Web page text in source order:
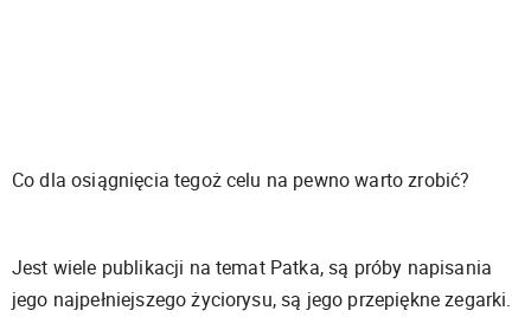
Co dla osiągnięcia tegoż celu na pewno warto zrobić?
Jest wiele publikacji na temat Patka, są próby napisania
jego najpełniejszego życiorysu, są jego przepiękne zegarki.